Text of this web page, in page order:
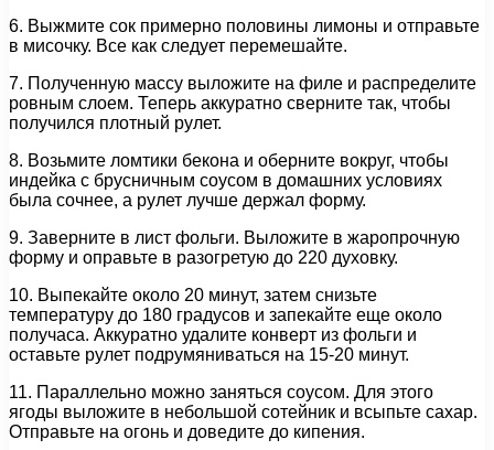
6. Выжмите сок примерно половины лимоны и отправьте
в мисочку. Все как следует перемешайте.
7. Полученную массу выложите на филе и распределите
ровным слоем. Теперь аккуратно сверните так, чтобы
получился плотный рулет.
8. Возьмите ломтики бекона и оберните вокруг, чтобы
индейка с брусничным соусом в домашних условиях
была сочнее, а рулет лучше держал форму.
9. Заверните в лист фольги. Выложите в жаропрочную
форму и оправьте в разогретую до 220 духовку.
10. Выпекайте около 20 минут, затем снизьте
температуру до 180 градусов и запекайте еще около
получаса. Аккуратно удалите конверт из фольги и
оставьте рулет подрумяниваться на 15-20 минут.
11. Параллельно можно заняться соусом. Для этого
ягоды выложите в небольшой сотейник и всыпьте сахар.
Отправьте на огонь и доведите до кипения.